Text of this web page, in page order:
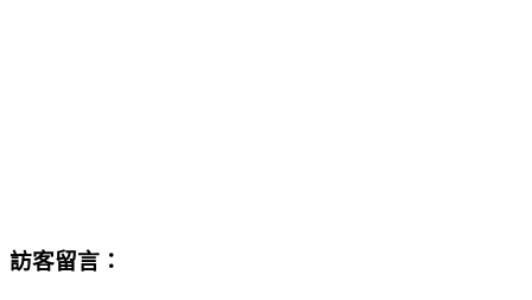
訪客留言：